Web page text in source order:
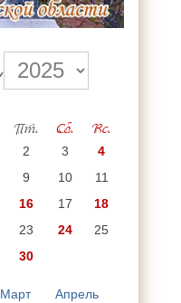
Пт. Сб. Вс.
2 3
4
9 10
11
16 17
18
23 24
25
30
Март
Апрель